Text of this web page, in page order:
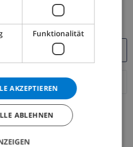
nicht korrekt funktioniert.
ausgefüllt werden )
Ihre persönlichen Daten
weitergegeben.
Funktionalität
AKZEPTIEREN
ABLEHNEN